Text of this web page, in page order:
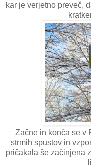
kar je verjetno preveč,
Začne in konča se v
strmih spustov in
pričakala še začinjena